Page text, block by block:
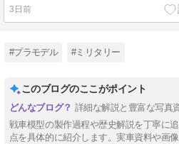
3日前
#プラモデル #ミリタリー
このブログのここがポイント
詳細な解説と豊富な写真
戦車模型の製作過程や歴史解説を丁寧に
点を具体的に紹介します。実車資料や画